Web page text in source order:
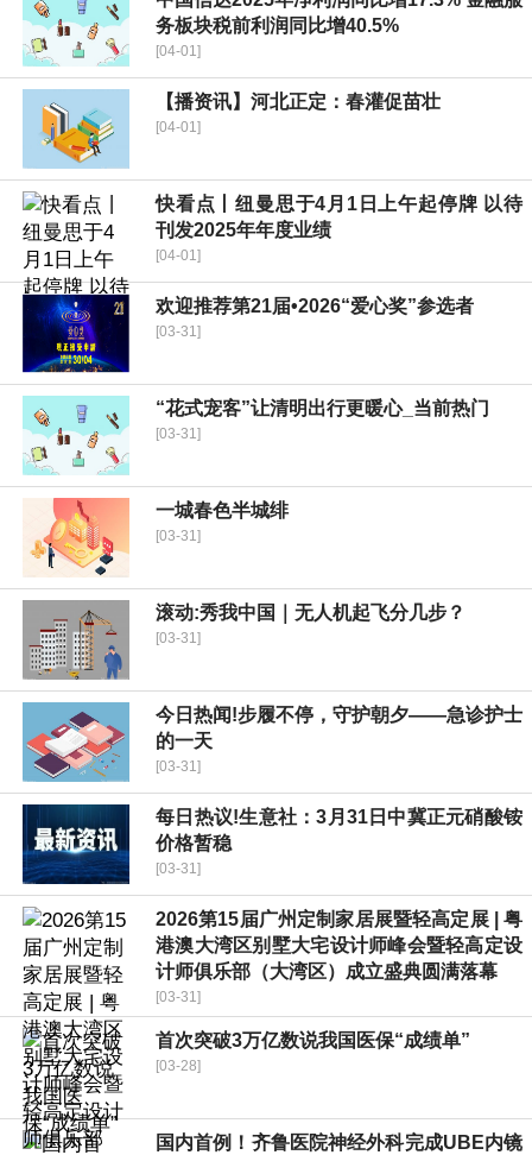
务板块税前利润同比增40.5%
[04-01]
【播资讯】河北正定：春灌促苗壮
[04-01]
快看点丨纽曼思于4月1日上午起停牌 以待
刊发2025年年度业绩
[04-01]
欢迎推荐第21届•2026“爱心奖”参选者
[03-31]
“花式宠客”让清明出行更暖心_当前热门
[03-31]
一城春色半城绯
[03-31]
滚动:秀我中国｜无人机起飞分几步？
[03-31]
今日热闻!步履不停，守护朝夕——急诊护士
的一天
[03-31]
每日热议!生意社：3月31日中冀正元硝酸铵
价格暂稳
[03-31]
2026第15届广州定制家居展暨轻高定展 | 粤
港澳大湾区别墅大宅设计师峰会暨轻高定设
计师俱乐部（大湾区）成立盛典圆满落幕
[03-31]
首次突破3万亿数说我国医保“成绩单”
[03-28]
国内首例！齐鲁医院神经外科完成UBE内镜